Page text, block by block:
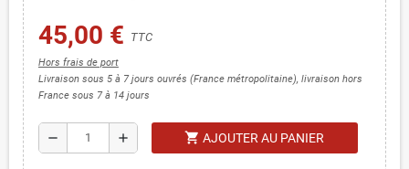
45,00 € TTC
Hors frais de port
Livraison sous 5 à 7 jours ouvrés (France métropolitaine), livraison hors
France sous 7 à 14 jours
remove add shopping_cart AJOUTER AU PANIER